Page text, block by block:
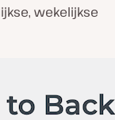
wekelijkse